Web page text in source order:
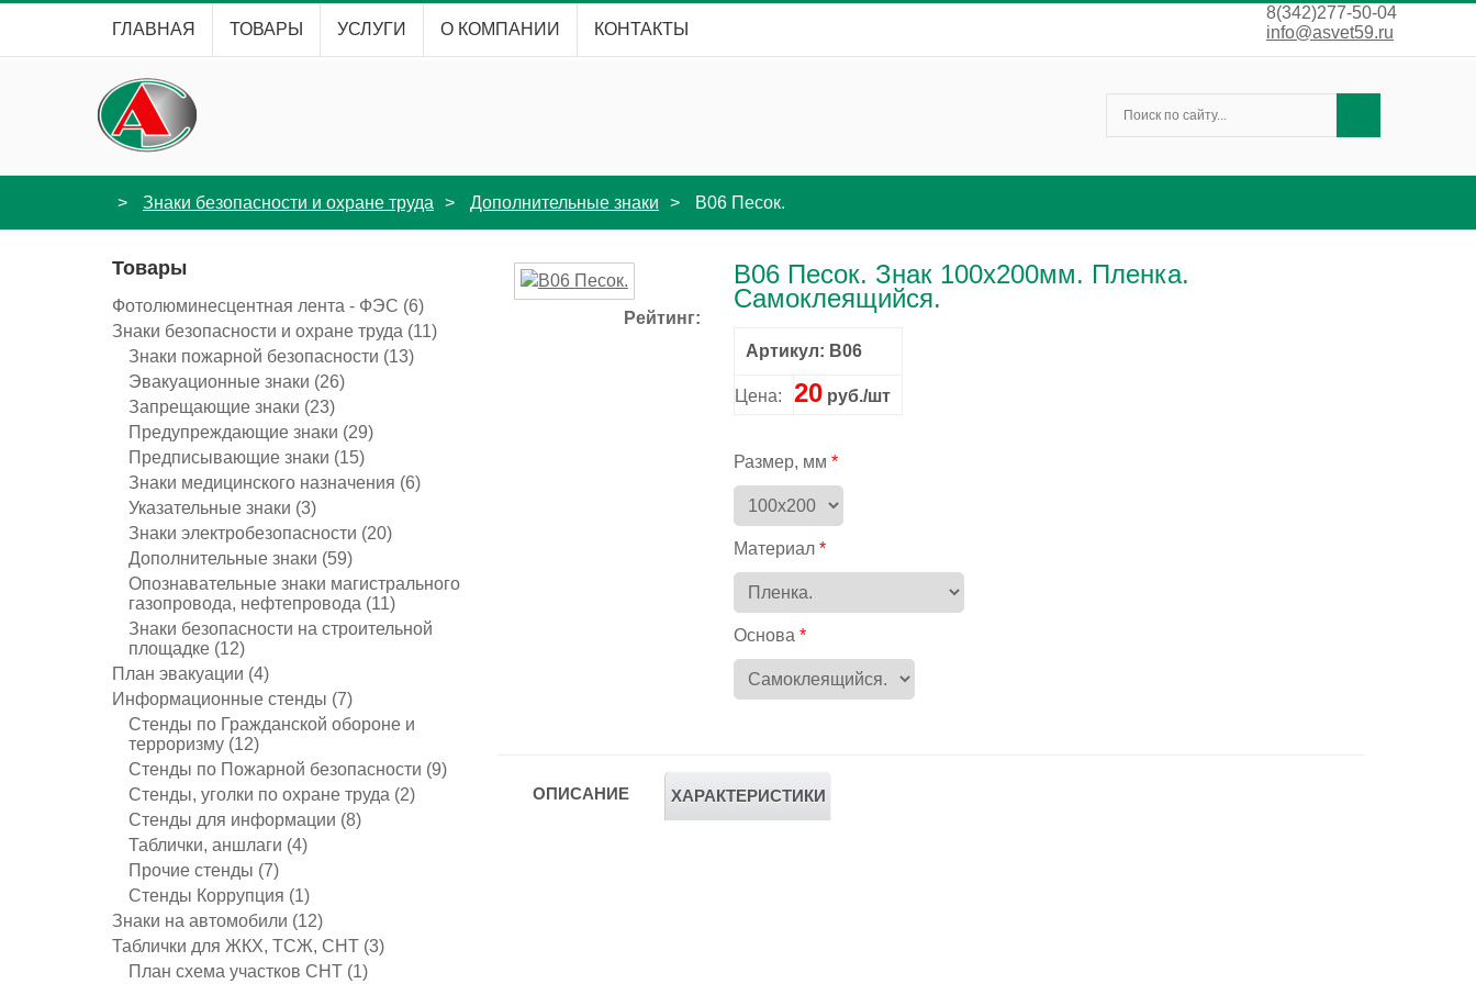
ГЛАВНАЯ ТОВАРЫ УСЛУГИ О КОМПАНИИ КОНТАКТЫ
8(342)277-50-04
info@asvet59.ru
Знаки безопасности и охране труда Дополнительные знаки B06 Песок.
Товары
Фотолюминесцентная лента - ФЭС (6)
Знаки безопасности и охране труда (11)
Знаки пожарной безопасности (13)
Эвакуационные знаки (26)
Запрещающие знаки (23)
Предупреждающие знаки (29)
Предписывающие знаки (15)
Знаки медицинского назначения (6)
Указательные знаки (3)
Знаки электробезопасности (20)
Дополнительные знаки (59)
Опознавательные знаки магистрального
газопровода, нефтепровода (11)
Знаки безопасности на строительной
площадке (12)
План эвакуации (4)
Информационные стенды (7)
Стенды по Гражданской обороне и
терроризму (12)
Стенды по Пожарной безопасности (9)
Стенды, уголки по охране труда (2)
Стенды для информации (8)
Таблички, аншлаги (4)
Прочие стенды (7)
Стенды Коррупция (1)
Знаки на автомобили (12)
Таблички для ЖКХ, ТСЖ, СНТ (3)
План схема участков СНТ (1)
Рейтинг:
B06 Песок. Знак 100x200мм. Пленка.
Самоклеящийся.
Артикул: B06
Цена: 20 руб./шт
Размер, мм
Материал
Основа
ОПИСАНИЕ ХАРАКТЕРИСТИКИ